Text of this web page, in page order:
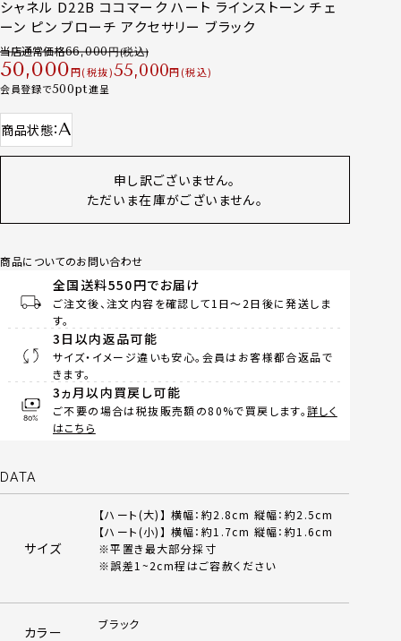
シャネル D22B ココマーク ハート ラインストーン チェ
ーン ピン ブローチ アクセサリー ブラック
当店通常価格66,000
50,000 税抜 55,000
税込
会員登録で500 進呈
商品状態 A
申し訳ございません。
ただいま在庫がございません。
商品についてのお問い合わせ
全国送料550円でお届け
ご注文後、注文内容を確認して1日～2日後に発送しま
す。
3日以内返品可能
サイズ・イメージ違いも安心。会員はお客様都合返品で
きます。
3ヵ月以内買戻し可能
ご不要の場合は税抜販売額の80%で買戻します。詳しく
はこちら
DATA
サイズ
【ハート(大)】 横幅：約2.8cm 縦幅：約2.5cm
【ハート(小)】 横幅：約1.7cm 縦幅：約1.6cm
※平置き最大部分採寸
※誤差1~2cm程はご容赦ください
カラー ブラック